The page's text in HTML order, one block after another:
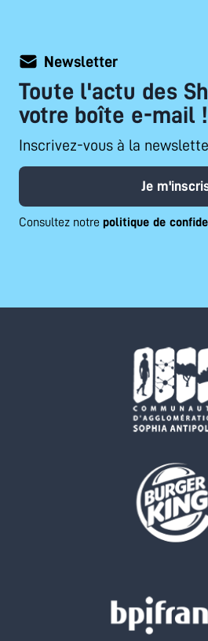
Newsletter
Toute l'actu des
votre boîte e-mail !
Inscrivez-vous à la
Je
Consultez notre politique de